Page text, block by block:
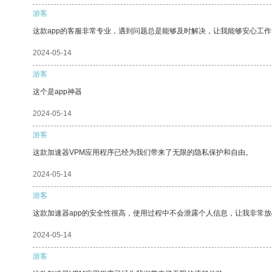
游客
这款app的客服非常专业，遇到问题总是能够及时解决，让我能够安心工
2024-05-14
游客
这个是app神器
2024-05-14
游客
这款加速器VPM应用程序已经为我们带来了无限的隐私保护和自由。
2024-05-14
游客
这款加速器app的安全性很高，使用过程中不会泄露个人信息，让我非常
2024-05-14
游客